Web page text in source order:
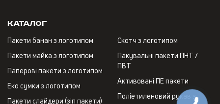
Каталог
Пакети банан з логотипом
Пакети майка з логотипом
Паперові пакети з логотипом
Еко сумки з логотипом
Пакети слайдери (зіп пакети)
Скотч з логотипом
Пакувальні пакети ПНТ /
ПВТ
Активовані ПЕ пакети
Поліетиленовий рукав з